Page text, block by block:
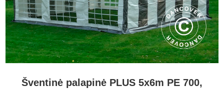
Šventinė palapinė PLUS 5x6m PE 700,